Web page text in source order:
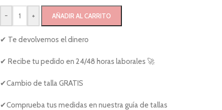
- + AÑADIR AL CARRITO
✔ Te devolvemos el dinero
✔ Recibe tu pedido en 24/48 horas laborales 🚀
✔Cambio de talla GRATIS
✔Comprueba tus medidas en nuestra guía de tallas